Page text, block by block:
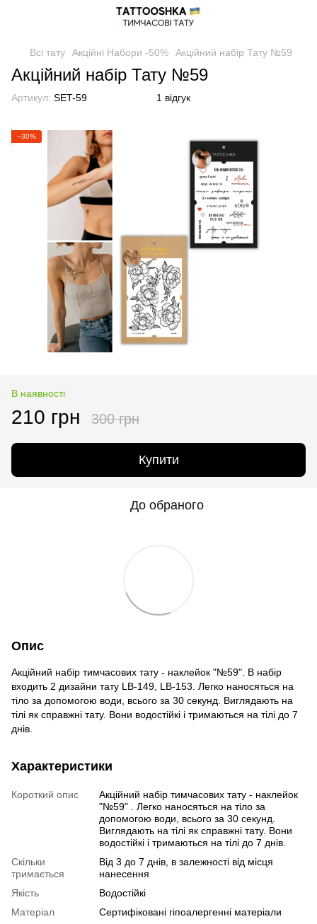
Всі тату Акційні Набори -50% Акційний набір Тату №59
Акційний набір Тату №59
Артикул: SET-59 1 відгук
−30%
В наявності
210 грн 300 грн
Купити
До обраного
Опис
Акційний набір тимчасових тату - наклейок "№59". В набір
входить 2 дизайни тату LB-149, LB-153. Легко наносяться на
тіло за допомогою води, всього за 30 секунд. Виглядають на
тілі як справжні тату. Вони водостійкі і тримаються на тілі до 7
днів.
Характеристики
Короткий опис
Акційний набір тимчасових тату - наклейок
"№59" . Легко наносяться на тіло за
допомогою води, всього за 30 секунд.
Виглядають на тілі як справжні тату. Вони
водостійкі і тримаються на тілі до 7 днів.
Скільки
тримається
Від 3 до 7 днів, в залежності від місця
нанесення
Якість
Водостійкі
Матеріал
Сертифіковані гіпоалергенні матеріали